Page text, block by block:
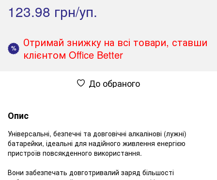
123.98 грн/уп.
%
Отримай знижку на всі товари, ставши
клієнтом Office Better
До обраного
Опис
Універсальні, безпечні та довговічні алкалінові (лужні)
батарейки, ідеальні для надійного живлення енергією
пристроїв повсякденного використання.
Вони забезпечать довготривалий заряд більшості